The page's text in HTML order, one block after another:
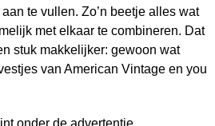
te vullen. Zo’n beetje alles wat
met elkaar te combineren. Dat
stuk makkelijker: gewoon wat
van American Vintage en you
onder de advertentie